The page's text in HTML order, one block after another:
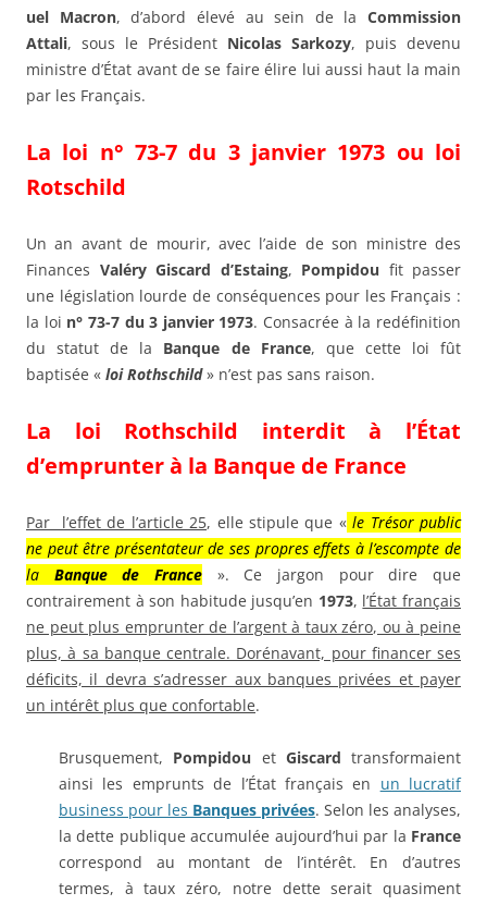
uel Macron, d’abord élevé au sein de la Commission
Attali, sous le Président Nicolas Sarkozy, puis devenu
ministre d’État avant de se faire élire lui aussi haut la main
par les Français.
La loi n° 73-7 du 3 janvier 1973 ou loi
Rotschild
Un an avant de mourir, avec l’aide de son ministre des
Finances Valéry Giscard d’Estaing, Pompidou fit passer
une législation lourde de conséquences pour les Français :
la loi n° 73-7 du 3 janvier 1973. Consacrée à la redéfinition
du statut de la Banque de France, que cette loi fût
baptisée « loi Rothschild» n’est pas sans raison.
La loi Rothschild interdit à l’État
d’emprunter à la Banque de France
Par l’effet de l’article 25, elle stipule que «le Trésor public
ne peut être présentateur de ses propres effets à l’escompte de
la Banque de France
». Ce jargon pour dire que
contrairement à son habitude jusqu’en 1973, l’État français
ne peut plus emprunter de l’argent à taux zéro, ou à peine
plus, à sa banque centrale. Dorénavant, pour financer ses
déficits, il devra s’adresser aux banques privées et payer
un intérêt plus que confortable.
Brusquement, Pompidou et Giscard transformaient
ainsi les emprunts de l’État français en un lucratif
business pour les Banques privées. Selon les analyses,
la dette publique accumulée aujourd’hui par la France
correspond au montant de l’intérêt. En d’autres
termes, à taux zéro, notre dette serait quasiment